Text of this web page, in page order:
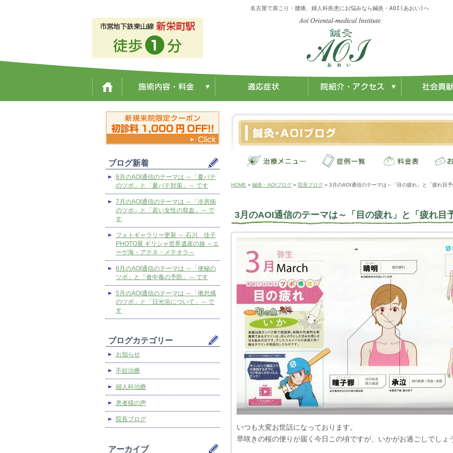
名古屋で肩こり・腰痛、婦人科疾患にお悩みなら鍼灸・AOI(あおい)へ
ブログ新着
8月のAOI通信のテーマは ～「夏バテ
のツボ」と「夏バテ対策」～ です
7月のAOI通信のテーマは ～「冷房病
のツボ」と「若い女性の貧血」～ で
す
フォトギャラリー更新 ～ 石川 佳子
PHOTO展 ギリシャ世界遺産の旅 ～エ
ーゲ海・アテネ・メテオラ～
6月のAOI通信のテーマは ～「便秘の
ツボ」と「食中毒の予防」～ です
5月のAOI通信のテーマは ～「倦怠感
のツボ」と「日光浴について」～ で
す
ブログカテゴリー
お知らせ
不妊治療
婦人科治療
患者様の声
院長ブログ
アーカイブ
HOME » 鍼灸・AOIブログ » 院長ブログ » 3月のAOI通信のテーマは～「目の疲れ」と「疲れ目
3月のAOI通信のテーマは～「目の疲れ」と「疲れ目
いつも大変お世話になっております。
早咲きの桜の便りが届く今日この頃ですが、いかがお過ごしでしょ